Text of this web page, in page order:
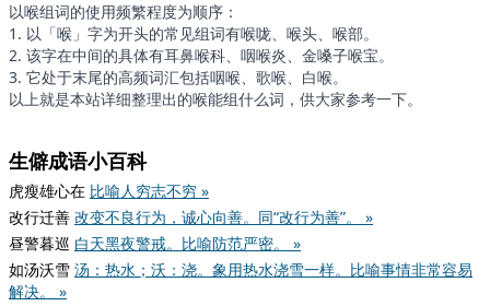
以喉组词的使用频繁程度为顺序：
1. 以「喉」字为开头的常见组词有喉咙、喉头、喉部。
2. 该字在中间的具体有耳鼻喉科、咽喉炎、金嗓子喉宝。
3. 它处于末尾的高频词汇包括咽喉、歌喉、白喉。
以上就是本站详细整理出的喉能组什么词，供大家参考一下。
生僻成语小百科
虎瘦雄心在 比喻人穷志不穷 »
改行迁善 改变不良行为，诚心向善。同“改行为善”。 »
昼警暮巡 白天黑夜警戒。比喻防范严密。 »
如汤沃雪 汤：热水；沃：浇。象用热水浇雪一样。比喻事情非常容易
解决。 »